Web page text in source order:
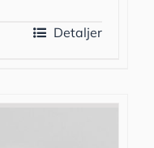
Detaljer